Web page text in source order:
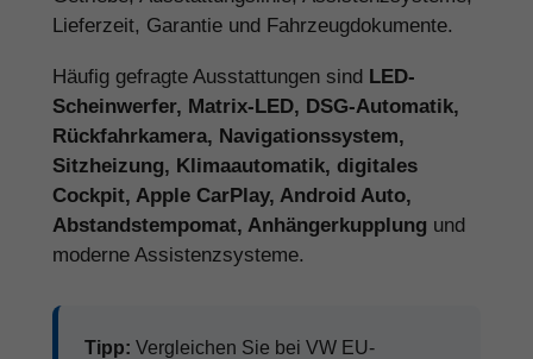
Lieferzeit, Garantie und Fahrzeugdokumente.
Häufig gefragte Ausstattungen sind LED-
Scheinwerfer, Matrix-LED, DSG-Automatik,
Rückfahrkamera, Navigationssystem,
Sitzheizung, Klimaautomatik, digitales
Cockpit, Apple CarPlay, Android Auto,
Abstandstempomat, Anhängerkupplung und
moderne Assistenzsysteme.
Tipp: Vergleichen Sie bei VW EU-